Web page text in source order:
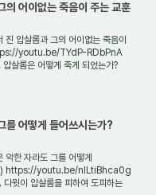
어이없는 죽음이 주는 교훈
압살롬과 그의 어이없는 죽음이
youtu.be/TYdP-RDbPnA
롬은 어떻게 죽게 되었는가?
를 어떻게 들어쓰시는가?
한 자라도 그를 어떻게
) https://youtu.be/nlLtiBhca0g
이 압살롬을 피하여 도피하는